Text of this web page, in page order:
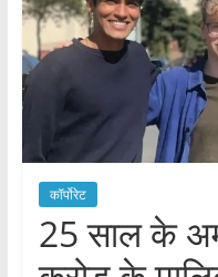
कॉर्पोरेट
25 साल के